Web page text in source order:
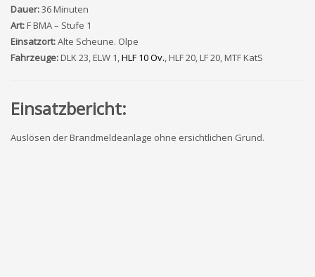
Dauer:36 Minuten
Art:F BMA – Stufe 1
Einsatzort:Alte Scheune. Olpe
Fahrzeuge:DLK 23, ELW 1,HLF 10 Ov., HLF 20, LF 20, MTF KatS
Einsatzbericht:
Auslösen der Brandmeldeanlage ohne ersichtlichen Grund.